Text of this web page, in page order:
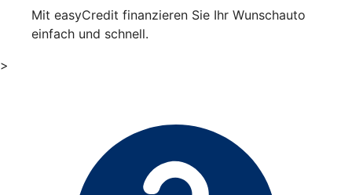
Mit easyCredit finanzieren Sie Ihr Wunschauto
einfach und schnell.
>